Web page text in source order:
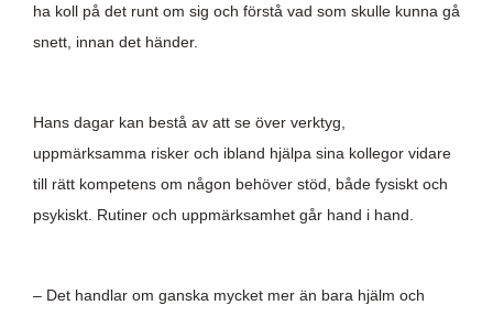
ha koll på det runt om sig och förstå vad som skulle kunna gå
snett, innan det händer.
Hans dagar kan bestå av att se över verktyg,
uppmärksamma risker och ibland hjälpa sina kollegor vidare
till rätt kompetens om någon behöver stöd, både fysiskt och
psykiskt. Rutiner och uppmärksamhet går hand i hand.
– Det handlar om ganska mycket mer än bara hjälm och